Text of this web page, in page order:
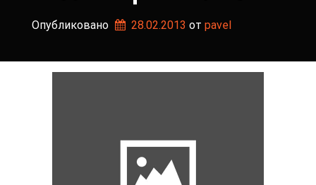
Опубликовано 28.02.2013 от pavel